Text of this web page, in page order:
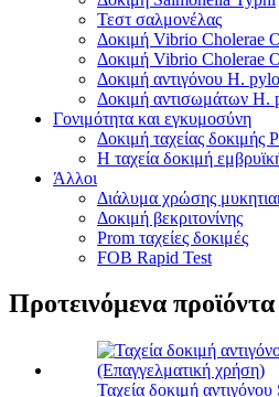
Τεστ σαλμονέλας
Δοκιμή Vibrio Cholerae
Δοκιμή Vibrio Cholerae
Δοκιμή αντιγόνου H.
Δοκιμή αντισωμάτων H.
Γονιμότητα και εγκυμοσύνη
Δοκιμή ταχείας δοκιμής
Η ταχεία δοκιμή
Άλλοι
Διάλυμα χρώσης
Δοκιμή βεκριτονίνης
Prom ταχείες δοκιμές
FOB Rapid Test
Προτεινόμενα προϊόντα
Ταχεία δοκιμή